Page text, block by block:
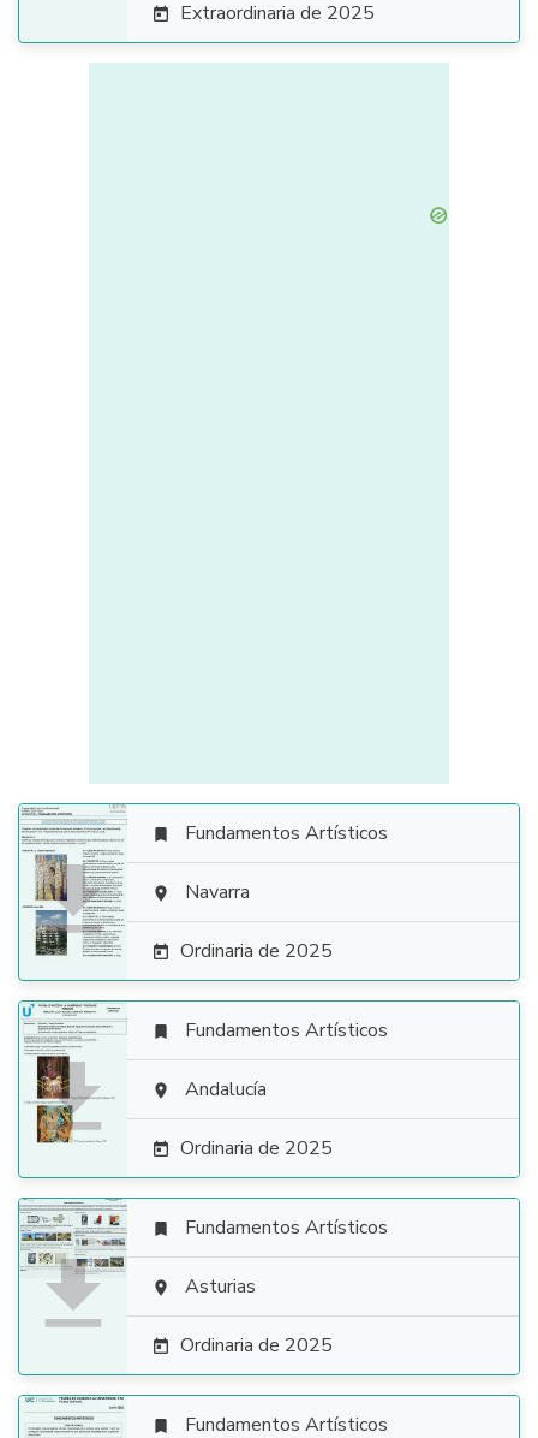
 Extraordinaria de 2025

 Fundamentos Artísticos
 Navarra
 Ordinaria de 2025

 Fundamentos Artísticos
 Andalucía
 Ordinaria de 2025

 Fundamentos Artísticos
 Asturias
 Ordinaria de 2025
 Fundamentos Artísticos